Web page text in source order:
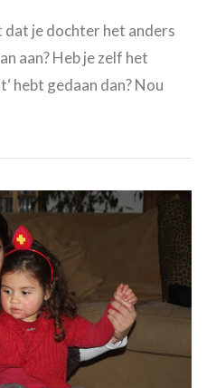
POST
dat je dochter het anders
aan? Heb je zelf het
hebt gedaan dan? Nou